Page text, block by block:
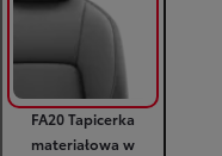
FA20 Tapicerka
materiałowa w